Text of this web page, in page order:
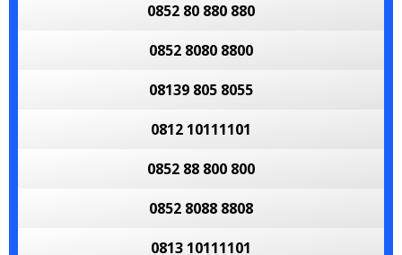
0852 80 880 880
0852 8080 8800
08139 805 8055
0812 10111101
0852 88 800 800
0852 8088 8808
0813 10111101